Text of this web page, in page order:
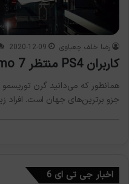
رضا خلف چعباوی 2020-12-09
کاربران PS4 منتظر Gran Turismo 7 نباشید!
همانطور که می‌دانید گرن
جزو برترین‌های جهان است. افراد
اخبار جی تی ای 6